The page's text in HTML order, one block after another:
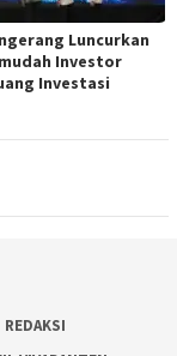
Luncurkan
Investor
Investasi
REDAKSI